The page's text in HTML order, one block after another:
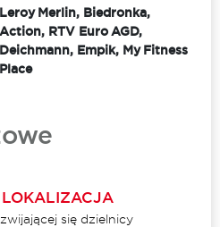
Leroy Merlin, Biedronka,
Action, RTV Euro AGD,
Deichmann, Empik, My Fitness
Place
się dzielnicy